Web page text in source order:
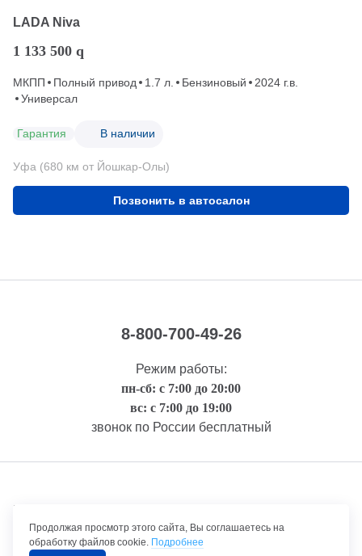
LADA Niva
1 133 500 q
МКПП Полный привод 1.7 л. Бензиновый
2024 г.в.
Универсал
Гарантия В наличии
Уфа (680 км от Йошкар-Олы)
Позвонить в автосалон
8-800-700-49-26
Режим работы:
пн-сб: с 7:00 до 20:00
вс: с 7:00 до 19:00
звонок по России бесплатный
Правовая информация
Продолжая просмотр этого сайта, Вы соглашаетесь на
обработку файлов cookie. Подробнее